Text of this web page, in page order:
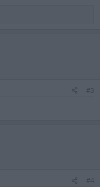
#3
#4